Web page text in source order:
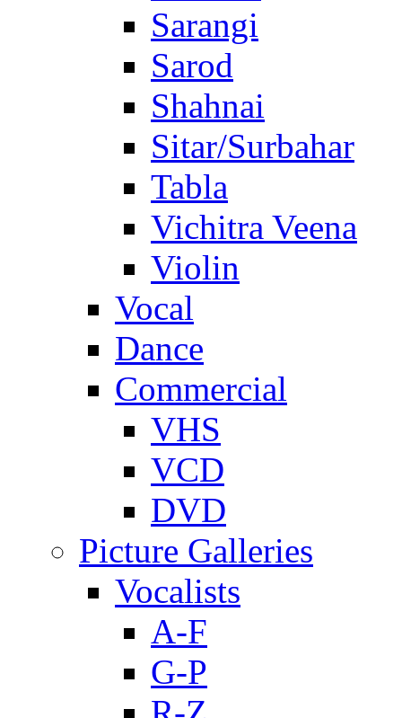
Sarangi
Sarod
Shahnai
Sitar/Surbahar
Tabla
Vichitra Veena
Violin
Vocal
Dance
Commercial
VHS
VCD
DVD
Picture Galleries
Vocalists
A-F
G-P